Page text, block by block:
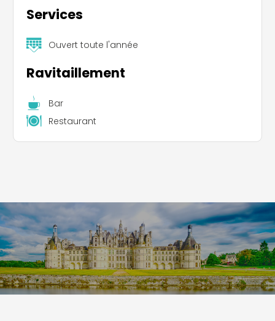
Services
Ouvert toute l'année
Ravitaillement
Bar
Restaurant
Leaflet |©Koobcamp S.r.l.